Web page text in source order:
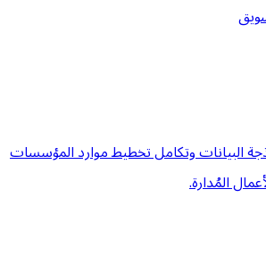
البيانات وتكامل تخطيط موارد المؤسسات